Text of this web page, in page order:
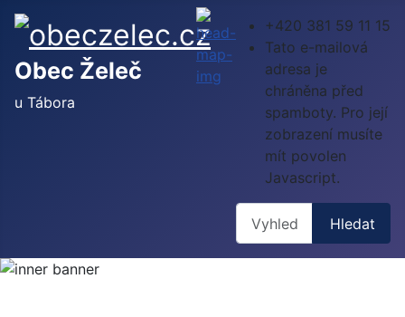
Obec Želeč
u Tábora
+420 381 59 11 15
Tato e-mailová
adresa je
chráněna před
spamboty. Pro její
zobrazení musíte
mít povolen
Javascript.
Hledat